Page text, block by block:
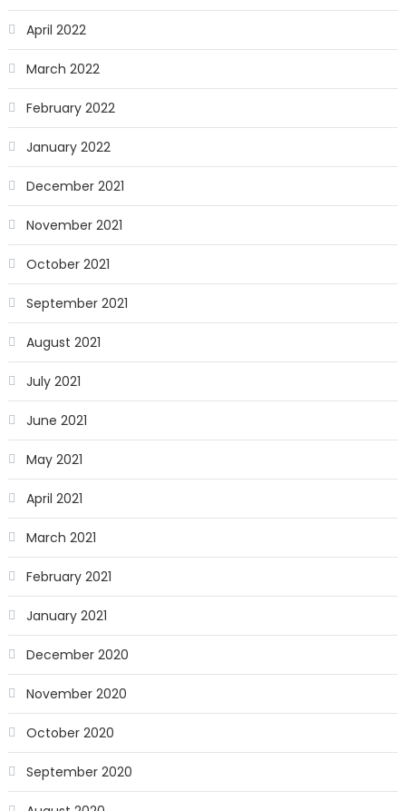
April 2022
March 2022
February 2022
January 2022
December 2021
November 2021
October 2021
September 2021
August 2021
July 2021
June 2021
May 2021
April 2021
March 2021
February 2021
January 2021
December 2020
November 2020
October 2020
September 2020